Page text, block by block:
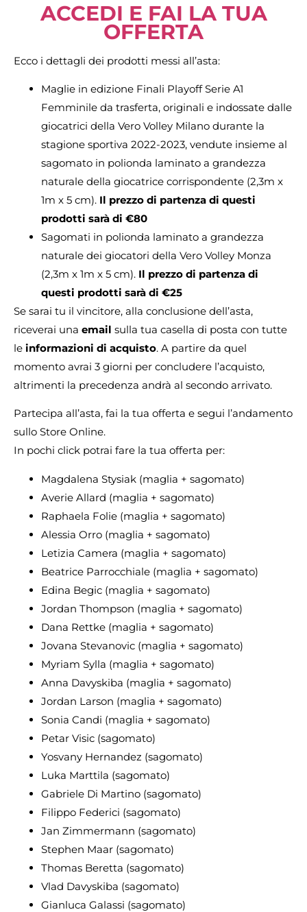
ACCEDI E FAI LA TUA
OFFERTA
Ecco i dettagli dei prodotti messi all’asta:
Maglie in edizione Finali Playoff Serie A1
Femminile da trasferta, originali e indossate dalle
giocatrici della Vero Volley Milano durante la
stagione sportiva 2022-2023, vendute insieme al
sagomato in polionda laminato a grandezza
naturale della giocatrice corrispondente (2,3m x
1m x 5 cm). Il prezzo di partenza di questi
prodotti sarà di €80
Sagomati in polionda laminato a grandezza
naturale dei giocatori della Vero Volley Monza
(2,3m x 1m x 5 cm). Il prezzo di partenza di
questi prodotti sarà di €25
Se sarai tu il vincitore, alla conclusione dell’asta,
riceverai una email sulla tua casella di posta con tutte
le informazioni di acquisto. A partire da quel
momento avrai 3 giorni per concludere l’acquisto,
altrimenti la precedenza andrà al secondo arrivato.
Partecipa all’asta, fai la tua offerta e segui l’andamento
sullo Store Online.
In pochi click potrai fare la tua offerta per:
Magdalena Stysiak (maglia + sagomato)
Averie Allard (maglia + sagomato)
Raphaela Folie (maglia + sagomato)
Alessia Orro (maglia + sagomato)
Letizia Camera (maglia + sagomato)
Beatrice Parrocchiale (maglia + sagomato)
Edina Begic (maglia + sagomato)
Jordan Thompson (maglia + sagomato)
Dana Rettke (maglia + sagomato)
Jovana Stevanovic (maglia + sagomato)
Myriam Sylla (maglia + sagomato)
Anna Davyskiba (maglia + sagomato)
Jordan Larson (maglia + sagomato)
Sonia Candi (maglia + sagomato)
Petar Visic (sagomato)
Yosvany Hernandez (sagomato)
Luka Marttila (sagomato)
Gabriele Di Martino (sagomato)
Filippo Federici (sagomato)
Jan Zimmermann (sagomato)
Stephen Maar (sagomato)
Thomas Beretta (sagomato)
Vlad Davyskiba (sagomato)
Gianluca Galassi (sagomato)